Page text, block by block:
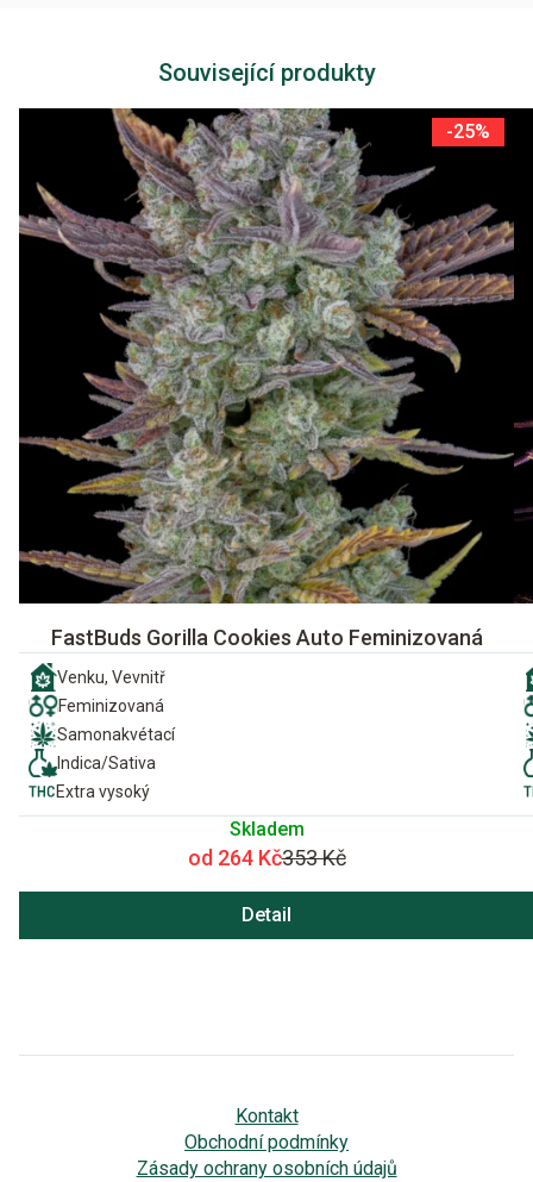
Související produkty
-25%
FastBuds Gorilla Cookies Auto Feminizovaná
Venku, Vevnitř
Feminizovaná
Samonakvétací
Indica/Sativa
Extra vysoký
Skladem
od 264 Kč353 Kč
Detail
Kontakt
Obchodní podmínky
Zásady ochrany osobních údajů